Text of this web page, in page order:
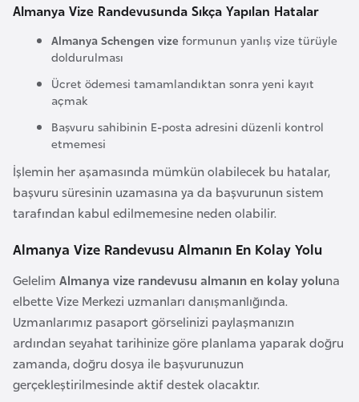
Almanya Vize Randevusunda Sıkça Yapılan Hatalar
Almanya Schengen vize formunun yanlış vize türüyle
doldurulması
Ücret ödemesi tamamlandıktan sonra yeni kayıt
açmak
Başvuru sahibinin E-posta adresini düzenli kontrol
etmemesi
İşlemin her aşamasında mümkün olabilecek bu hatalar,
başvuru süresinin uzamasına ya da başvurunun sistem
tarafından kabul edilmemesine neden olabilir.
Almanya Vize Randevusu Almanın En Kolay Yolu
Gelelim Almanya vize randevusu almanın en kolay yoluna
elbette Vize Merkezi uzmanları danışmanlığında.
Uzmanlarımız pasaport görselinizi paylaşmanızın
ardından seyahat tarihinize göre planlama yaparak doğru
zamanda, doğru dosya ile başvurunuzun
gerçekleştirilmesinde aktif destek olacaktır.
F
Ç
k
C
h